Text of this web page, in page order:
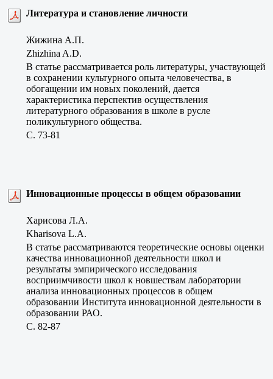
Литература и становление личности
Жижина А.П.
Zhizhina A.D.
В статье рассматривается роль литературы, участвующей
в сохранении культурного опыта человечества, в
обогащении им новых поколений, дается
характеристика перспектив осуществления
литературного образования в школе в русле
поликультурного общества.
C. 73-81
Инновационные процессы в общем образовании
Харисова Л.А.
Kharisova L.A.
В статье рассматриваются теоретические основы оценки
качества инновационной деятельности школ и
результаты эмпирического исследования
восприимчивости школ к новшествам лаборатории
анализа инновационных процессов в общем
образовании Института инновационной деятельности в
образовании РАО.
C. 82-87